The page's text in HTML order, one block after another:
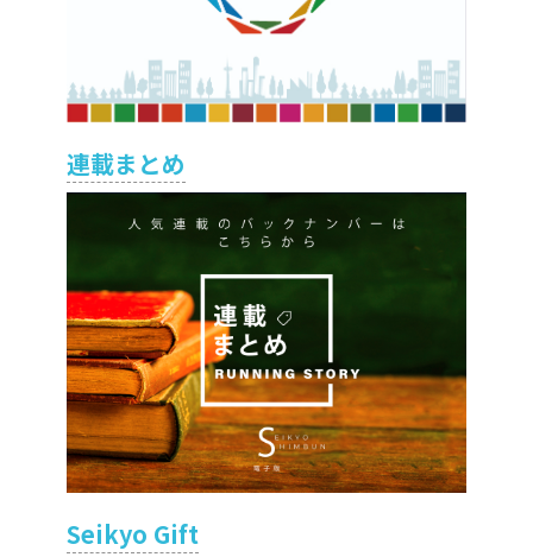
連載まとめ
Seikyo Gift